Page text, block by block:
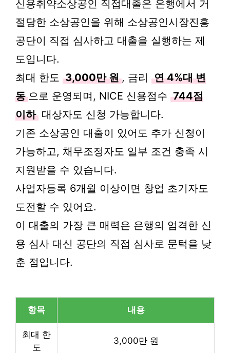
신용취약소상공인 직접대출은 은행에서 거
절당한 소상공인을 위해 소상공인시장진흥
공단이 직접 심사하고 대출을 실행하는 제
도입니다.
최대 한도 3,000만 원 , 금리 연 4%대 변
동 으로 운영되며, NICE 신용점수 744점
이하 대상자도 신청 가능합니다.
기존 소상공인 대출이 있어도 추가 신청이
가능하고, 채무조정자도 일부 조건 충족 시
지원받을 수 있습니다.
사업자등록 6개월 이상이면 창업 초기자도
도전할 수 있어요.
이 대출의 가장 큰 매력은 은행의 엄격한 신
용 심사 대신 공단의 직접 심사로 문턱을 낮
춘 점입니다.
항목 내용
최대 한
도
3,000만 원